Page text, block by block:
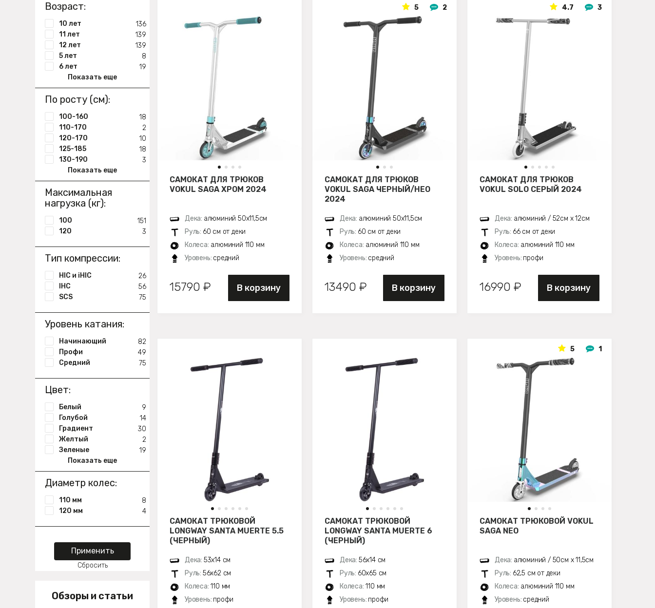
Возраст:
10 лет
136
11 лет
139
12 лет
139
5 лет
8
6 лет
19
Показать еще
По росту (см):
100-160
18
110-170
2
120-170
10
125-185
18
130-190
3
Показать еще
Максимальная
нагрузка (кг):
100
151
120
3
Тип компрессии:
HIC и iHIC
26
IHC
56
SCS
75
Уровень катания:
Начинающий
82
Профи
49
Средний
75
Цвет:
Белый
9
Голубой
14
Градиент
30
Желтый
2
Зеленые
19
Показать еще
Диаметр колес:
110 мм
8
120 мм
4
Применить
Сбросить
Обзоры и статьи
САМОКАТ ДЛЯ ТРЮКОВ
VOKUL SAGA ХРОМ 2024
Дека: алюминий 50х11,5см
Руль: 60 см от деки
Колеса: алюминий 110 мм
Уровень: средний
15790 ₽ В корзину
5 2
САМОКАТ ДЛЯ ТРЮКОВ
VOKUL SAGA ЧЕРНЫЙ/НЕО
2024
Дека: алюминий 50х11,5см
Руль: 60 см от деки
Колеса: алюминий 110 мм
Уровень: средний
13490 ₽ В корзину
4.7 3
САМОКАТ ДЛЯ ТРЮКОВ
VOKUL SOLO СЕРЫЙ 2024
Дека: алюминий / 52см х 12см
Руль: 66 см от деки
Колеса: алюминий 110 мм
Уровень: профи
16990 ₽ В корзину
САМОКАТ ТРЮКОВОЙ
LONGWAY SANTA MUERTE 5.5
(ЧЕРНЫЙ)
Дека: 53х14 см
Руль: 56х62 см
Колеса: 110 мм
Уровень: профи
САМОКАТ ТРЮКОВОЙ
LONGWAY SANTA MUERTE 6
(ЧЕРНЫЙ)
Дека: 56х14 см
Руль: 60х65 см
Колеса: 110 мм
Уровень: профи
5 1
САМОКАТ ТРЮКОВОЙ VOKUL
SAGA NEO
Дека: алюминий / 50см х 11,5см
Руль: 62,5 см от деки
Колеса: алюминий 110 мм
Уровень: средний